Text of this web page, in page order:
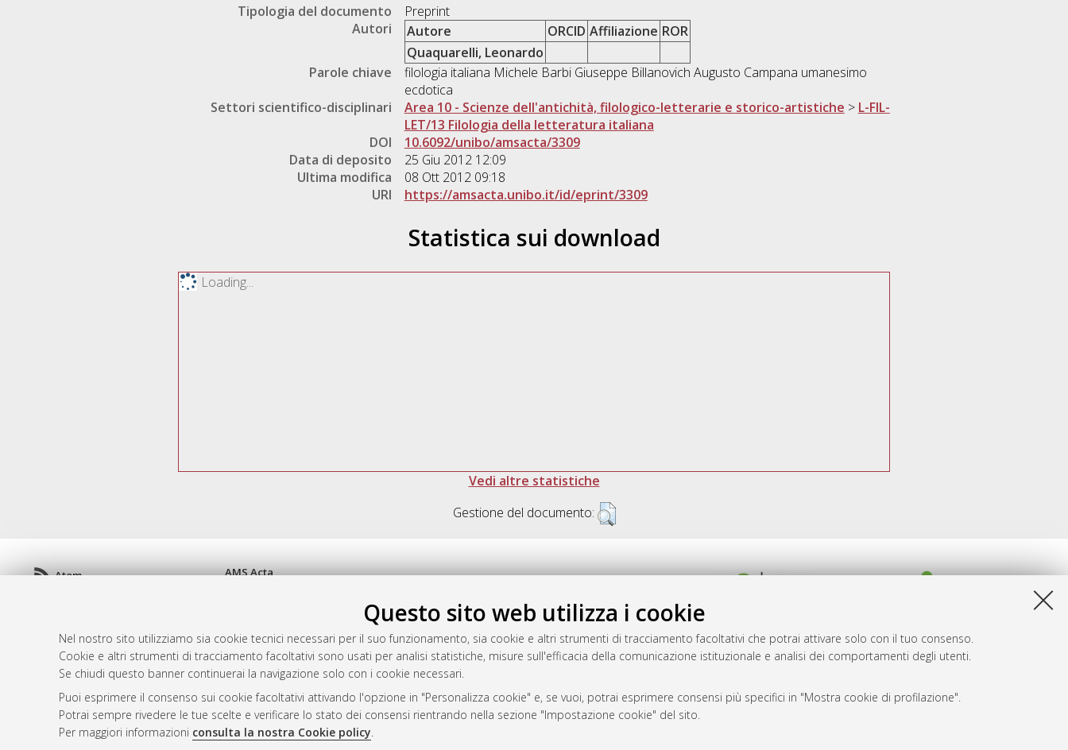
Questo sito web utilizza i cookie
Nel nostro sito utilizziamo sia cookie tecnici necessari per il suo funzionamento, sia cookie e altri strumenti di tracciamento facoltativi che potrai attivare solo con il tuo consenso.
Cookie e altri strumenti di tracciamento facoltativi sono usati per analisi statistiche, misure sull'efficacia della comunicazione istituzionale e analisi dei comportamenti degli utenti.
Se chiudi questo banner continuerai la navigazione solo con i cookie necessari.
Puoi esprimere il consenso sui cookie facoltativi attivando l'opzione in "Personalizza cookie" e, se vuoi, potrai esprimere consensi più specifici in "Mostra cookie di profilazione".
Potrai sempre rivedere le tue scelte e verificare lo stato dei consensi rientrando nella sezione "Impostazione cookie" del sito.
Per maggiori informazioni consulta la nostra Cookie policy.
Tipologia del documento
Preprint
Autori
Autore ORCID Affiliazione ROR
Quaquarelli, Leonardo
Parole chiave
filologia italiana Michele Barbi Giuseppe Billanovich Augusto Campana umanesimo
ecdotica
Settori scientifico-disciplinari
Area 10 - Scienze dell'antichità, filologico-letterarie e storico-artistiche > L-FIL-
LET/13 Filologia della letteratura italiana
DOI
10.6092/unibo/amsacta/3309
Data di deposito
25 Giu 2012 12:09
Ultima modifica
08 Ott 2012 09:18
URI
https://amsacta.unibo.it/id/eprint/3309
Statistica sui download
Loading...
Vedi altre statistiche
Gestione del documento:
Atom
AMS Acta
doi.org/10.17616/R3P19R
Servizio implementato e gestito da
AlmaDL
Impostazioni Cookie
Informativa sulla privacy
Condizioni d'uso del sito
Mission e policies del repository